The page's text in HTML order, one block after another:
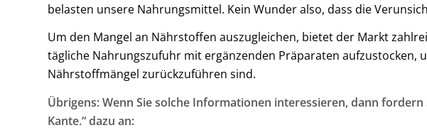
belasten unsere Nahrungsmittel. Kein Wunder also, dass die
Um den Mangel an Nährstoffen auszugleichen, bietet der Markt
tägliche Nahrungszufuhr mit ergänzenden Präparaten aufzustocken,
Nährstoffmängel zurückzuführen sind.
Übrigens: Wenn Sie solche Informationen interessieren, dann
Kante.“ dazu an: